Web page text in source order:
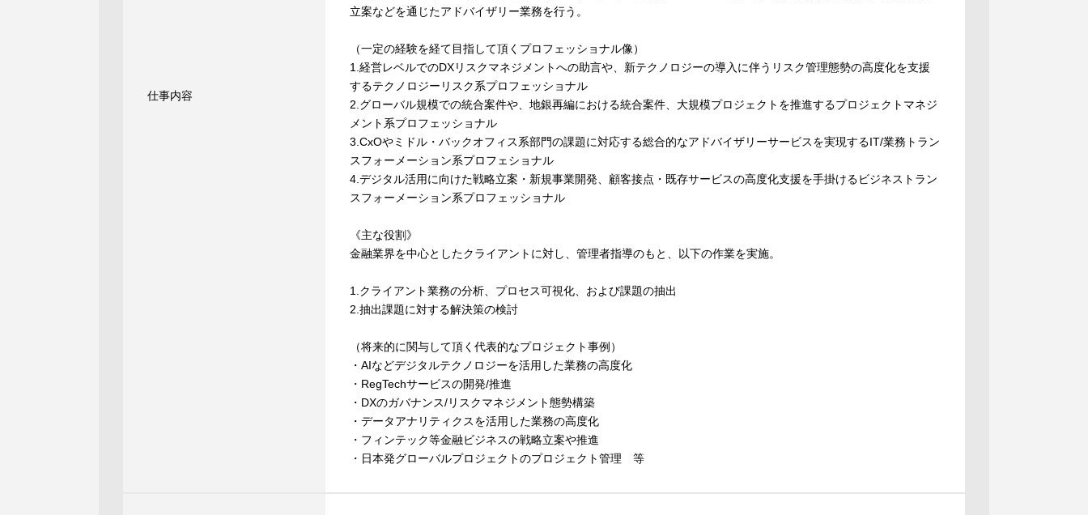
仕事内容
立案などを通じたアドバイザリー業務を行う。
（一定の経験を経て目指して頂くプロフェッショナル像）
1.経営レベルでのDXリスクマネジメントへの助言や、新テクノロジーの導入に伴うリスク管理態勢の高度化を支援
するテクノロジーリスク系プロフェッショナル
2.グローバル規模での統合案件や、地銀再編における統合案件、大規模プロジェクトを推進するプロジェクトマネジ
メント系プロフェッショナル
3.CxOやミドル・バックオフィス系部門の課題に対応する総合的なアドバイザリーサービスを実現するIT/業務トラン
スフォーメーション系プロフェショナル
4.デジタル活用に向けた戦略立案・新規事業開発、顧客接点・既存サービスの高度化支援を手掛けるビジネストラン
スフォーメーション系プロフェッショナル
《主な役割》
金融業界を中心としたクライアントに対し、管理者指導のもと、以下の作業を実施。
1.クライアント業務の分析、プロセス可視化、および課題の抽出
2.抽出課題に対する解決策の検討
（将来的に関与して頂く代表的なプロジェクト事例）
・AIなどデジタルテクノロジーを活用した業務の高度化
・RegTechサービスの開発/推進
・DXのガバナンス/リスクマネジメント態勢構築
・データアナリティクスを活用した業務の高度化
・フィンテック等金融ビジネスの戦略立案や推進
・日本発グローバルプロジェクトのプロジェクト管理 等